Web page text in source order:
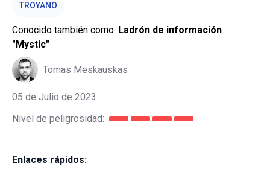
TROYANO
Conocido también como: Ladrón de información
"Mystic"
Tomas Meskauskas
05 de Julio de 2023
Nivel de peligrosidad:
Enlaces rápidos: